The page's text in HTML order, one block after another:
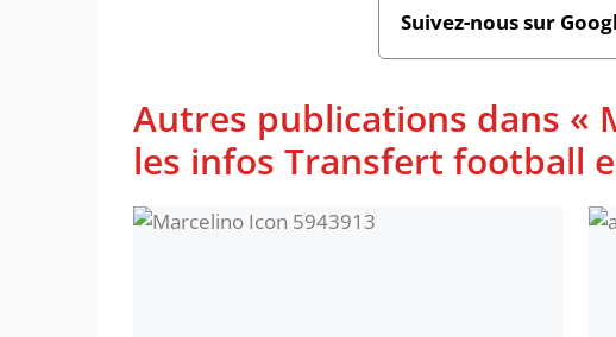
Suivez-nous sur
Autres publications dans «
les infos Transfert football